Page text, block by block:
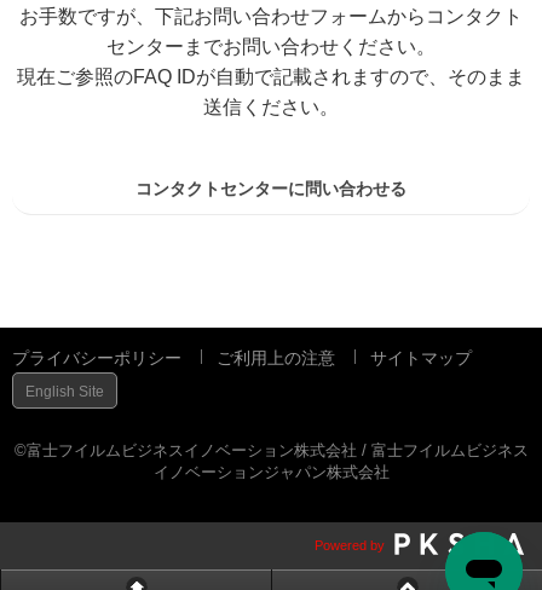
お手数ですが、下記お問い合わせフォームからコンタクト
センターまでお問い合わせください。
現在ご参照のFAQ IDが自動で記載されますので、そのまま
送信ください。
コンタクトセンターに問い合わせる
プライバシーポリシー ご利用上の注意 サイトマップ
English Site
©富士フイルムビジネスイノベーション株式会社 / 富士フイルムビジネス
イノベーションジャパン株式会社
Powered by